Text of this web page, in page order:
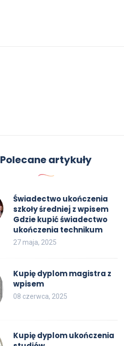
Polecane artykuły
Świadectwo ukończenia
szkoły średniej z wpisem
Gdzie kupić świadectwo
ukończenia technikum
27 maja, 2025
Kupię dyplom magistra z
wpisem
08 czerwca, 2025
Kupię dyplom ukończenia